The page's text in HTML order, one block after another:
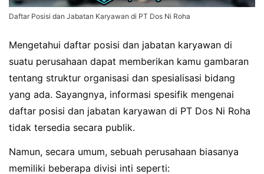
Daftar Posisi dan Jabatan Karyawan di PT Dos Ni Roha
Mengetahui daftar posisi dan jabatan karyawan di
suatu perusahaan dapat memberikan kamu gambaran
tentang struktur organisasi dan spesialisasi bidang
yang ada. Sayangnya, informasi spesifik mengenai
daftar posisi dan jabatan karyawan di PT Dos Ni Roha
tidak tersedia secara publik.
Namun, secara umum, sebuah perusahaan biasanya
memiliki beberapa divisi inti seperti: